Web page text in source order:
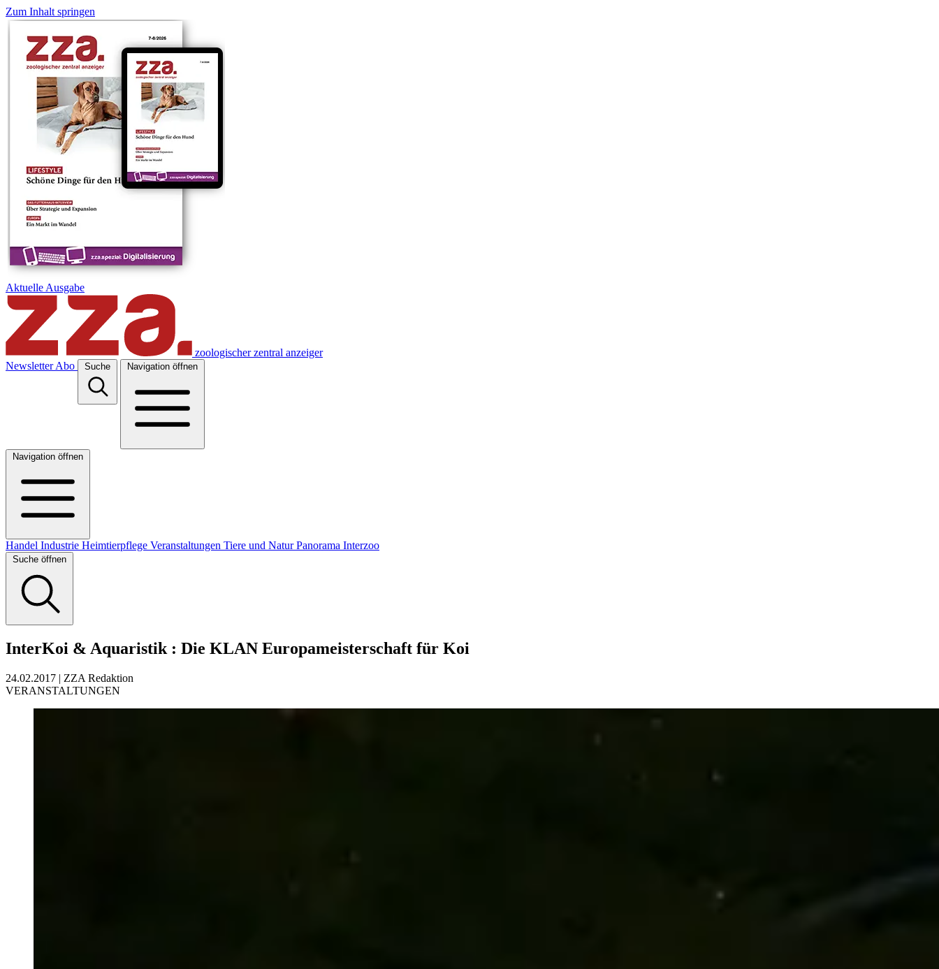
Zum Inhalt springen
Aktuelle Ausgabe
zoologischer zentral anzeiger
Newsletter Abo Suche Navigation öffnen
Navigation öffnen
Handel Industrie Heimtierpflege Veranstaltungen Tiere und NaturPanorama Interzoo
Suche öffnen
InterKoi & Aquaristik : Die KLAN Europameisterschaft für Koi
24.02.2017 | ZZA Redaktion
VERANSTALTUNGEN